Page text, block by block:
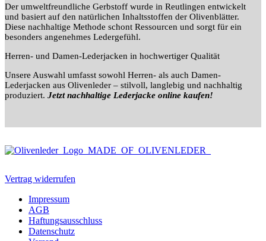
Der umweltfreundliche Gerbstoff wurde in Reutlingen entwickelt
und basiert auf den natürlichen Inhaltsstoffen der Olivenblätter.
Diese nachhaltige Methode schont Ressourcen und sorgt für ein
besonders angenehmes Ledergefühl.
Herren- und Damen-Lederjacken in hochwertiger Qualität
Unsere Auswahl umfasst sowohl Herren- als auch Damen-
Lederjacken aus Olivenleder – stilvoll, langlebig und nachhaltig
produziert. Jetzt nachhaltige Lederjacke online kaufen!
Vertrag widerrufen
Impressum
AGB
Haftungsausschluss
Datenschutz